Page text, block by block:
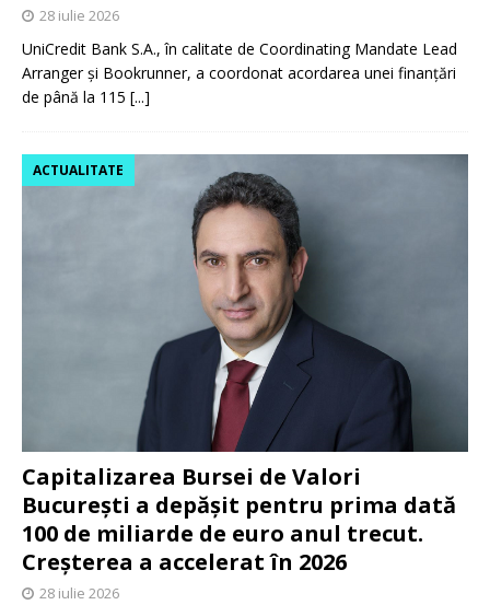
28 iulie 2026
UniCredit Bank S.A., în calitate de Coordinating Mandate Lead
Arranger și Bookrunner, a coordonat acordarea unei finanțări
de până la 115 [...]
Capitalizarea Bursei de Valori
București a depășit pentru prima dată
100 de miliarde de euro anul trecut.
Creșterea a accelerat în 2026
ACTUALITATE
28 iulie 2026